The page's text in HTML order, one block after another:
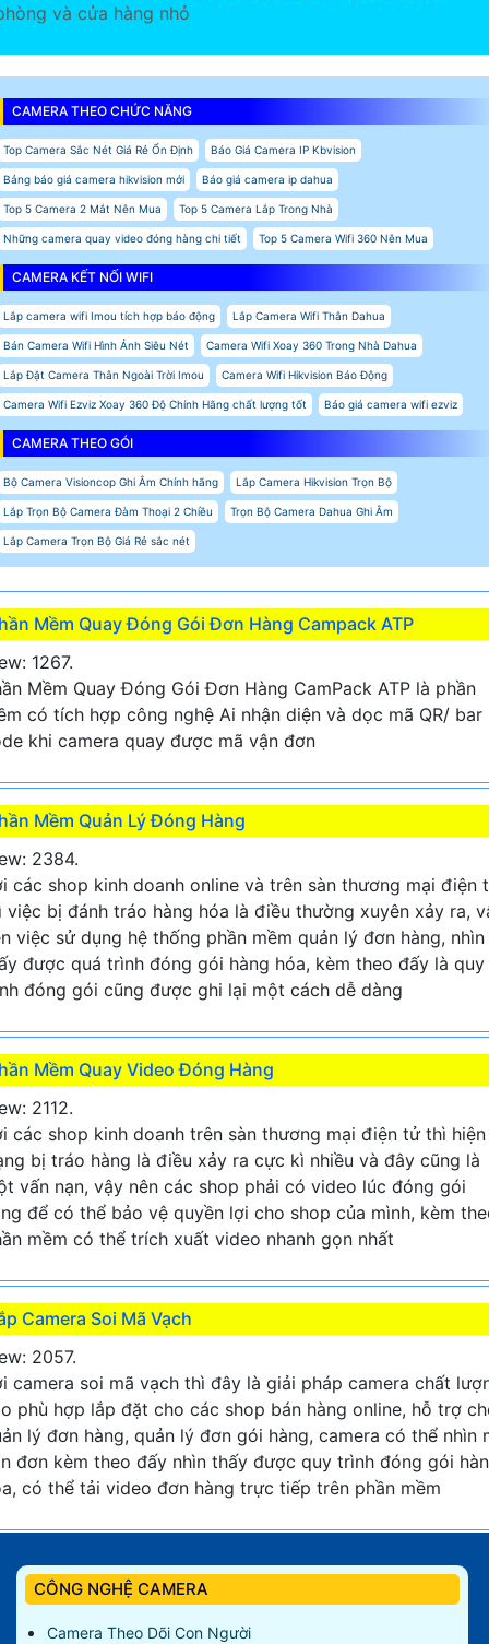
và cửa hàng nhỏ
CAMERA THEO CHỨC NĂNG
Top Camera Sắc Nét Giá Rẻ Ổn Định Báo Giá Camera IP Kbvision
Bảng báo giá camera hikvision mới Báo giá camera ip dahua
Top 5 Camera 2 Mắt Nên Mua Top 5 Camera Lắp Trong Nhà
Những camera quay video đóng hàng chi tiết Top 5 Camera Wifi 360 Nên Mua
CAMERA KẾT NỐI WIFI
Lắp camera wifi Imou tích hợp báo động Lắp Camera Wifi Thân Dahua
Bán Camera Wifi Hình Ảnh Siêu Nét Camera Wifi Xoay 360 Trong Nhà Dahua
Lắp Đặt Camera Thân Ngoài Trời Imou Camera Wifi Hikvision Báo Động
Camera Wifi Ezviz Xoay 360 Độ Chính Hãng chất lượng tốt Báo giá camera wifi ezviz
CAMERA THEO GÓI
Bộ Camera Visioncop Ghi Âm Chính hãng Lắp Camera Hikvision Trọn Bộ
Lắp Trọn Bộ Camera Đàm Thoại 2 Chiều Trọn Bộ Camera Dahua Ghi Âm
Lắp Camera Trọn Bộ Giá Rẻ sắc nét
Mềm Quay Đóng Gói Đơn Hàng Campack ATP
1267.
Mềm Quay Đóng Gói Đơn Hàng CamPack ATP là phần
có tích hợp công nghệ Ai nhận diện và dọc mã QR/ bar
khi camera quay được mã vận đơn
Mềm Quản Lý Đóng Hàng
2384.
các shop kinh doanh online và trên sàn thương mại điện
việc bị đánh tráo hàng hóa là điều thường xuyên xảy ra,
việc sử dụng hệ thống phần mềm quản lý đơn hàng, nhìn
được quá trình đóng gói hàng hóa, kèm theo đấy là quy
đóng gói cũng được ghi lại một cách dễ dàng
Mềm Quay Video Đóng Hàng
2112.
các shop kinh doanh trên sàn thương mại điện tử thì hiện
bị tráo hàng là điều xảy ra cực kì nhiều và đây cũng là
vấn nạn, vậy nên các shop phải có video lúc đóng gói
để có thể bảo vệ quyền lợi cho shop của mình, kèm
mềm có thể trích xuất video nhanh gọn nhất
Camera Soi Mã Vạch
2057.
camera soi mã vạch thì đây là giải pháp camera chất
phù hợp lắp đặt cho các shop bán hàng online, hỗ trợ
lý đơn hàng, quản lý đơn gói hàng, camera có thể nhìn
đơn kèm theo đấy nhìn thấy được quy trình đóng gói
có thể tải video đơn hàng trực tiếp trên phần mềm
CÔNG NGHỆ CAMERA
Camera Theo Dõi Con Người